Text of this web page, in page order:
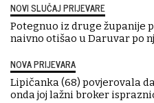
NOVI SLUČAJ PRIJEVARE
Potegnuo iz druge županije
naivno otišao u Daruvar po
NOVA PRIJEVARA
Lipičanka (68) povjerovala
onda joj lažni broker